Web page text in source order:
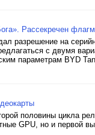
Рассекречен
разрешение на
с двумя
параметрам BYD
половины цикла
GPU, но и первой